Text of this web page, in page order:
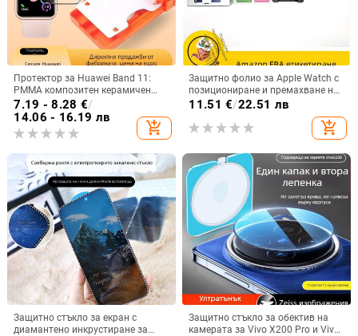
Протектор за Huawei Band 11:
PMMA композитен керамичен
филм за предното покритие,
съвместим с GT6-46/41
7.19 - 8.28 €/
14.06 - 16.19 лв
add_shopping_cart
Защитно фолио за Apple Watch с
позициониране и премахване на
праха, предна мембрана
11.51 €/22.51 лв
add_shopping_cart
Защитно стъкло за екран с
диамантено инкрустиране за
Защитно стъкло за обектив на
камерата за Vivo X200 Pro и Vivo